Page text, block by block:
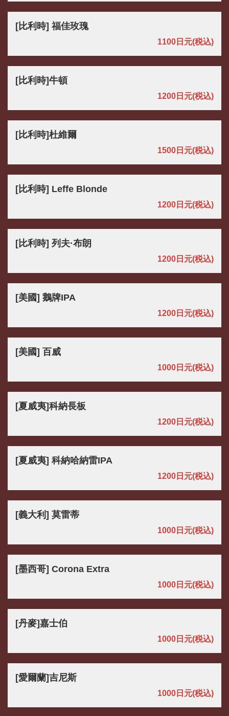
[比利時] 福佳玫瑰
1100日元(税込)
[比利時]牛頓
1200日元(税込)
[比利時]杜維爾
1500日元(税込)
[比利時] Leffe Blonde
1200日元(税込)
[比利時] 列夫·布朗
1200日元(税込)
[美國] 鵝牌IPA
1200日元(税込)
[美國] 百威
1000日元(税込)
[夏威夷]科納長板
1200日元(税込)
[夏威夷] 科納哈納雷IPA
1200日元(税込)
[義大利] 莫雷蒂
1000日元(税込)
[墨西哥] Corona Extra
1000日元(税込)
[丹麥]嘉士伯
1000日元(税込)
[愛爾蘭]吉尼斯
1000日元(税込)